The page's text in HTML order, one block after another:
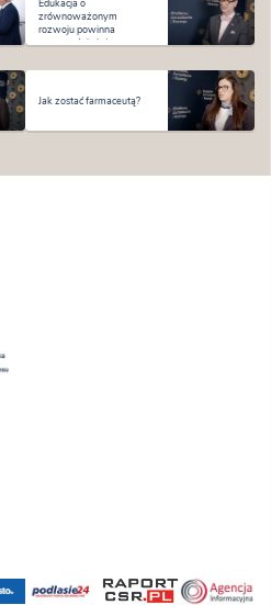
Edukacja o
zrównoważonym
rozwoju powinna
zaczynać się już w
Jak zostać farmaceutą?